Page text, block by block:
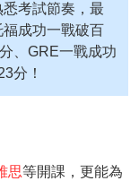
悉考試節奏，最
福成功一戰破百
、GRE一戰成功
分！
思等開課，更能為